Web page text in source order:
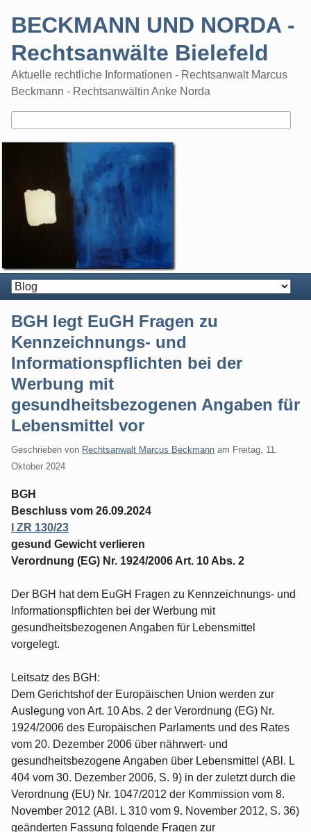
BECKMANN UND NORDA -
Rechtsanwälte Bielefeld
Aktuelle rechtliche Informationen - Rechtsanwalt Marcus
Beckmann - Rechtsanwältin Anke Norda
BGH legt EuGH Fragen zu
Kennzeichnungs- und
Informationspflichten bei der
Werbung mit
gesundheitsbezogenen Angaben für
Lebensmittel vor
Geschrieben von Rechtsanwalt Marcus Beckmann am Freitag, 11.
Oktober 2024
BGH
Beschluss vom 26.09.2024
I ZR 130/23
gesund Gewicht verlieren
Verordnung (EG) Nr. 1924/2006 Art. 10 Abs. 2
Der BGH hat dem EuGH Fragen zu Kennzeichnungs- und
Informationspflichten bei der Werbung mit
gesundheitsbezogenen Angaben für Lebensmittel
vorgelegt.
Leitsatz des BGH:
Dem Gerichtshof der Europäischen Union werden zur
Auslegung von Art. 10 Abs. 2 der Verordnung (EG) Nr.
1924/2006 des Europäischen Parlaments und des Rates
vom 20. Dezember 2006 über nährwert- und
gesundheitsbezogene Angaben über Lebensmittel (ABl. L
404 vom 30. Dezember 2006, S. 9) in der zuletzt durch die
Verordnung (EU) Nr. 1047/2012 der Kommission vom 8.
November 2012 (ABl. L 310 vom 9. November 2012, S. 36)
geänderten Fassung folgende Fragen zur